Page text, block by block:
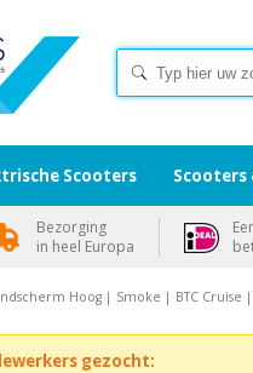
Hoog | Smoke | BTC
gezocht:
Scooters Scooters
Bezorging
in heel Europa